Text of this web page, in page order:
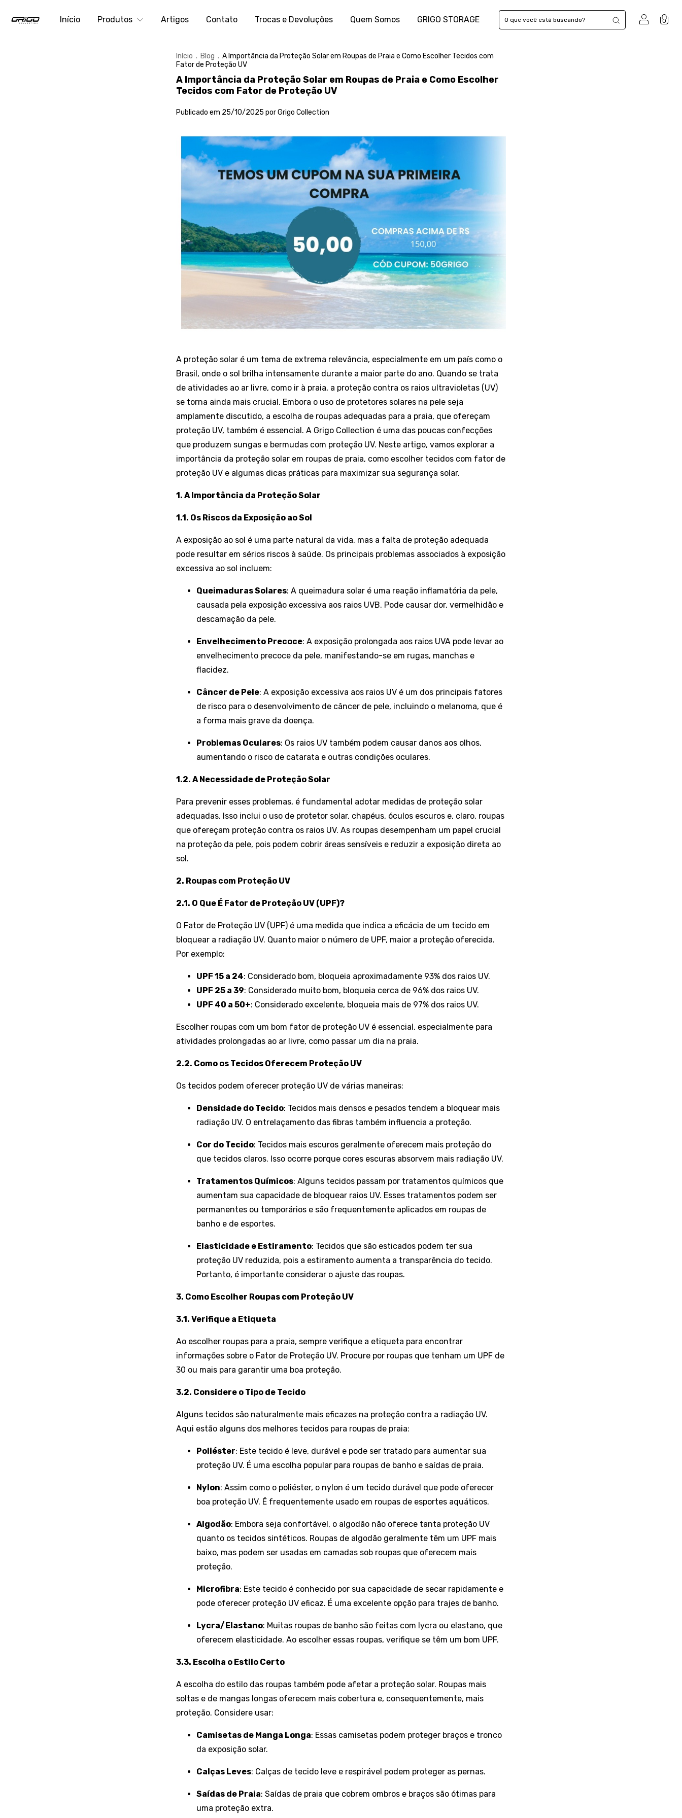
Início Produtos Artigos Contato Trocas e Devoluções Quem Somos GRIGO STORAGE 0
Início . Blog . A Importância da Proteção Solar em Roupas de Praia e Como Escolher Tecidos com
Fator de Proteção UV
A Importância da Proteção Solar em Roupas de Praia e Como Escolher
Tecidos com Fator de Proteção UV
Publicado em 25/10/2025 por Grigo Collection
A proteção solar é um tema de extrema relevância, especialmente em um país como o
Brasil, onde o sol brilha intensamente durante a maior parte do ano. Quando se trata
de atividades ao ar livre, como ir à praia, a proteção contra os raios ultravioletas (UV)
se torna ainda mais crucial. Embora o uso de protetores solares na pele seja
amplamente discutido, a escolha de roupas adequadas para a praia, que ofereçam
proteção UV, também é essencial. A Grigo Collection é uma das poucas confecções
que produzem sungas e bermudas com proteção UV. Neste artigo, vamos explorar a
importância da proteção solar em roupas de praia, como escolher tecidos com fator de
proteção UV e algumas dicas práticas para maximizar sua segurança solar.
1. A Importância da Proteção Solar
1.1. Os Riscos da Exposição ao Sol
A exposição ao sol é uma parte natural da vida, mas a falta de proteção adequada
pode resultar em sérios riscos à saúde. Os principais problemas associados à exposição
excessiva ao sol incluem:
Queimaduras Solares: A queimadura solar é uma reação inflamatória da pele,
causada pela exposição excessiva aos raios UVB. Pode causar dor, vermelhidão e
descamação da pele.
Envelhecimento Precoce: A exposição prolongada aos raios UVA pode levar ao
envelhecimento precoce da pele, manifestando-se em rugas, manchas e
flacidez.
Câncer de Pele: A exposição excessiva aos raios UV é um dos principais fatores
de risco para o desenvolvimento de câncer de pele, incluindo o melanoma, que é
a forma mais grave da doença.
Problemas Oculares: Os raios UV também podem causar danos aos olhos,
aumentando o risco de catarata e outras condições oculares.
1.2. A Necessidade de Proteção Solar
Para prevenir esses problemas, é fundamental adotar medidas de proteção solar
adequadas. Isso inclui o uso de protetor solar, chapéus, óculos escuros e, claro, roupas
que ofereçam proteção contra os raios UV. As roupas desempenham um papel crucial
na proteção da pele, pois podem cobrir áreas sensíveis e reduzir a exposição direta ao
sol.
2. Roupas com Proteção UV
2.1. O Que É Fator de Proteção UV (UPF)?
O Fator de Proteção UV (UPF) é uma medida que indica a eficácia de um tecido em
bloquear a radiação UV. Quanto maior o número de UPF, maior a proteção oferecida.
Por exemplo:
UPF 15 a 24: Considerado bom, bloqueia aproximadamente 93% dos raios UV.
UPF 25 a 39: Considerado muito bom, bloqueia cerca de 96% dos raios UV.
UPF 40 a 50+: Considerado excelente, bloqueia mais de 97% dos raios UV.
Escolher roupas com um bom fator de proteção UV é essencial, especialmente para
atividades prolongadas ao ar livre, como passar um dia na praia.
2.2. Como os Tecidos Oferecem Proteção UV
Os tecidos podem oferecer proteção UV de várias maneiras:
Densidade do Tecido: Tecidos mais densos e pesados tendem a bloquear mais
radiação UV. O entrelaçamento das fibras também influencia a proteção.
Cor do Tecido: Tecidos mais escuros geralmente oferecem mais proteção do
que tecidos claros. Isso ocorre porque cores escuras absorvem mais radiação UV.
Tratamentos Químicos: Alguns tecidos passam por tratamentos químicos que
aumentam sua capacidade de bloquear raios UV. Esses tratamentos podem ser
permanentes ou temporários e são frequentemente aplicados em roupas de
banho e de esportes.
Elasticidade e Estiramento: Tecidos que são esticados podem ter sua
proteção UV reduzida, pois a estiramento aumenta a transparência do tecido.
Portanto, é importante considerar o ajuste das roupas.
3. Como Escolher Roupas com Proteção UV
3.1. Verifique a Etiqueta
Ao escolher roupas para a praia, sempre verifique a etiqueta para encontrar
informações sobre o Fator de Proteção UV. Procure por roupas que tenham um UPF de
30 ou mais para garantir uma boa proteção.
3.2. Considere o Tipo de Tecido
Alguns tecidos são naturalmente mais eficazes na proteção contra a radiação UV.
Aqui estão alguns dos melhores tecidos para roupas de praia:
Poliéster: Este tecido é leve, durável e pode ser tratado para aumentar sua
proteção UV. É uma escolha popular para roupas de banho e saídas de praia.
Nylon: Assim como o poliéster, o nylon é um tecido durável que pode oferecer
boa proteção UV. É frequentemente usado em roupas de esportes aquáticos.
Algodão: Embora seja confortável, o algodão não oferece tanta proteção UV
quanto os tecidos sintéticos. Roupas de algodão geralmente têm um UPF mais
baixo, mas podem ser usadas em camadas sob roupas que oferecem mais
proteção.
Microfibra: Este tecido é conhecido por sua capacidade de secar rapidamente e
pode oferecer proteção UV eficaz. É uma excelente opção para trajes de banho.
Lycra/Elastano: Muitas roupas de banho são feitas com lycra ou elastano, que
oferecem elasticidade. Ao escolher essas roupas, verifique se têm um bom UPF.
3.3. Escolha o Estilo Certo
A escolha do estilo das roupas também pode afetar a proteção solar. Roupas mais
soltas e de mangas longas oferecem mais cobertura e, consequentemente, mais
proteção. Considere usar:
Camisetas de Manga Longa: Essas camisetas podem proteger braços e tronco
da exposição solar.
Calças Leves: Calças de tecido leve e respirável podem proteger as pernas.
Saídas de Praia: Saídas de praia que cobrem ombros e braços são ótimas para
uma proteção extra.